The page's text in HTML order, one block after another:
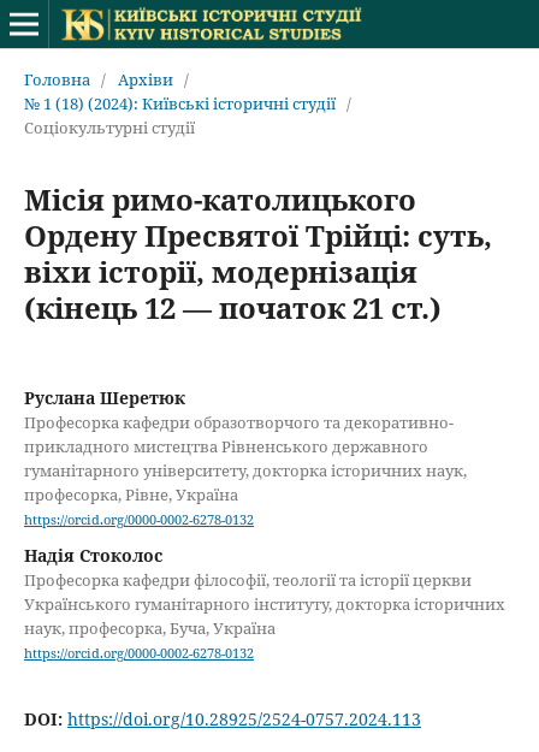
Головна / Архіви /
№ 1 (18) (2024): Київські історичні студії /
Соціокультурні студії
Місія римо-католицького
Ордену Пресвятої Трійці: суть,
віхи історії, модернізація
(кінець 12 — початок 21 ст.)
Руслана Шеретюк
Професорка кафедри образотворчого та декоративно-
прикладного мистецтва Рівненського державного
гуманітарного університету, докторка історичних наук,
професорка, Рівне, Україна
https://orcid.org/0000-0002-6278-0132
Надія Стоколос
Професорка кафедри філософії, теології та історії церкви
Українського гуманітарного інституту, докторка історичних
наук, професорка, Буча, Україна
https://orcid.org/0000-0002-6278-0132
DOI: https://doi.org/10.28925/2524-0757.2024.113